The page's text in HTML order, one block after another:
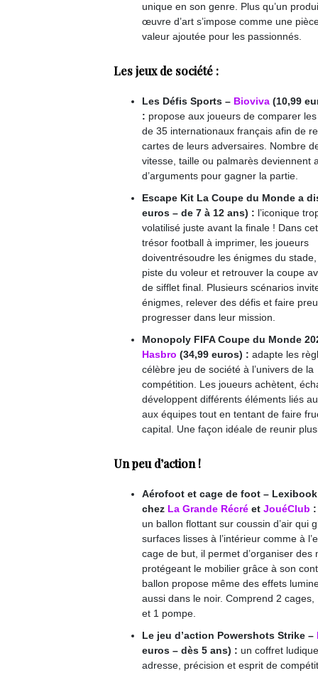
unique en son genre. Plus qu’un
œuvre d’art s’impose comme une
valeur ajoutée pour les passionnés.
Les jeux de société :
Les Défis Sports – Bioviva (10,99
: propose aux joueurs de comparer
de 35 internationaux français afin de
cartes de leurs adversaires. Nombre
vitesse, taille ou palmarès deviennent
d’arguments pour gagner la partie.
Escape Kit La Coupe du Monde a
euros – de 7 à 12 ans) : l’iconique
volatilisé juste avant la finale ! Dans
trésor football à imprimer, les joueurs
doiventrésoudre les énigmes du
piste du voleur et retrouver la coupe
de sifflet final. Plusieurs scénarios
énigmes, relever des défis et faire
progresser dans leur mission.
Monopoly FIFA Coupe du Monde
Hasbro (34,99 euros) : adapte les
célèbre jeu de société à l’univers de la
compétition. Les joueurs achètent,
développent différents éléments liés
aux équipes tout en tentant de faire
capital. Une façon idéale de reunir
Un peu d’action !
Aérofoot et cage de foot –
chez La Grande Récré et JouéClub :
un ballon flottant sur coussin d’air qui
surfaces lisses à l’intérieur comme à
cage de but, il permet d’organiser des
protégeant le mobilier grâce à son
ballon propose même des effets
aussi dans le noir. Comprend 2
et 1 pompe.
Le jeu d’action Powershots Strike –
euros – dès 5 ans) : un coffret
adresse, précision et esprit de